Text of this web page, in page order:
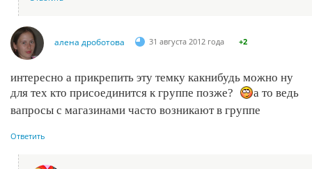
алена дроботова 31 августа 2012 года +2
интересно а прикрепить эту темку какнибудь можно ну
для тех кто присоединится к группе позже?
а то ведь
вапросы с магазинами часто возникают в группе
Ответить